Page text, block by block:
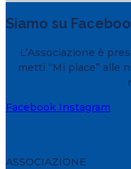
Siamo su
L’Associazione è
metti “Mi piace” alle
Facebook Instagram
ASSOCIAZIONE